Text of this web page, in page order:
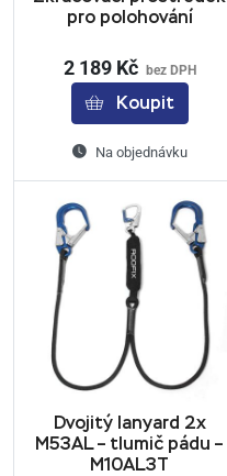
pro polohování
2 189 Kč bez DPH
Koupit
Na objednávku
Dvojitý lanyard 2x
M53AL – tlumič pádu –
M10AL3T